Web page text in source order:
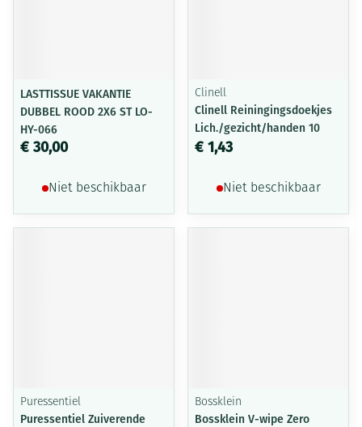
LASTTISSUE VAKANTIE
DUBBEL ROOD 2X6 ST LO-
HY-066
€ 30,00
Niet beschikbaar
Clinell
Clinell Reiningingsdoekjes
Lich./gezicht/handen 10
€ 1,43
Niet beschikbaar
Puressentiel
Puressentiel Zuiverende
Bossklein
Bossklein V-wipe Zero